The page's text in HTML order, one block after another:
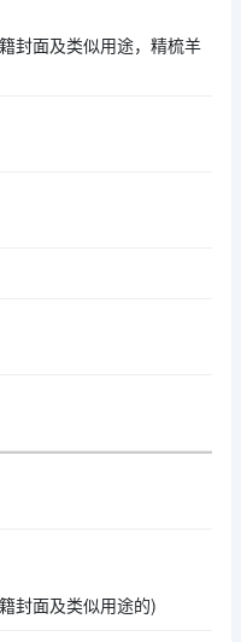
封面及类似用途，精梳羊
封面及类似用途的)